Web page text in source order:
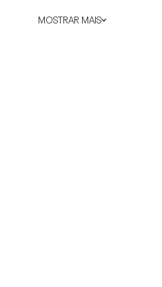
MOSTRAR MAIS